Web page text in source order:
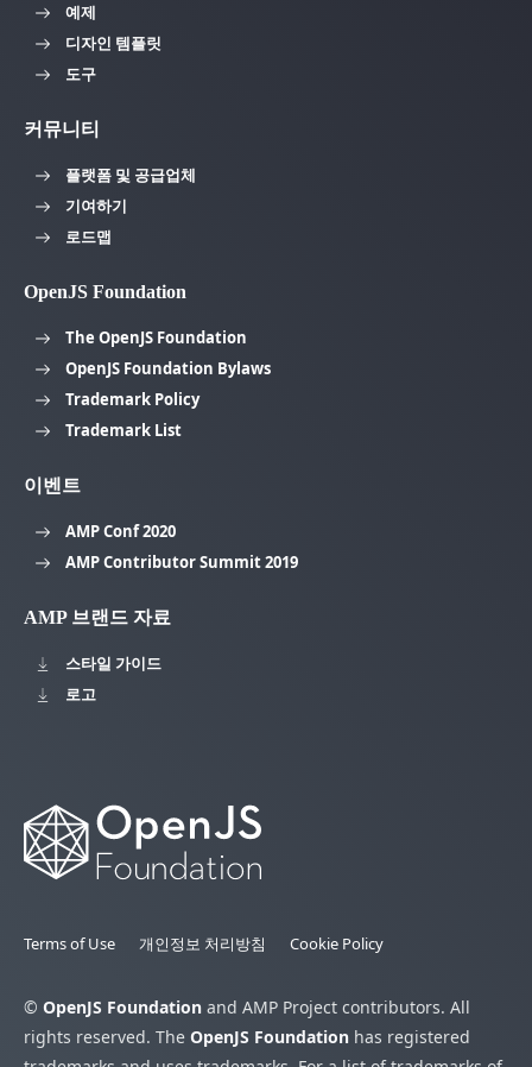
예제
디자인 템플릿
도구
커뮤니티
플랫폼 및 공급업체
기여하기
로드맵
OpenJS Foundation
The OpenJS Foundation
OpenJS Foundation Bylaws
Trademark Policy
Trademark List
이벤트
AMP Conf 2020
AMP Contributor Summit 2019
AMP 브랜드 자료
스타일 가이드
로고
Terms of Use 개인정보 처리방침 Cookie Policy
© OpenJS Foundation and AMP Project contributors. All
rights reserved. The OpenJS Foundation has registered